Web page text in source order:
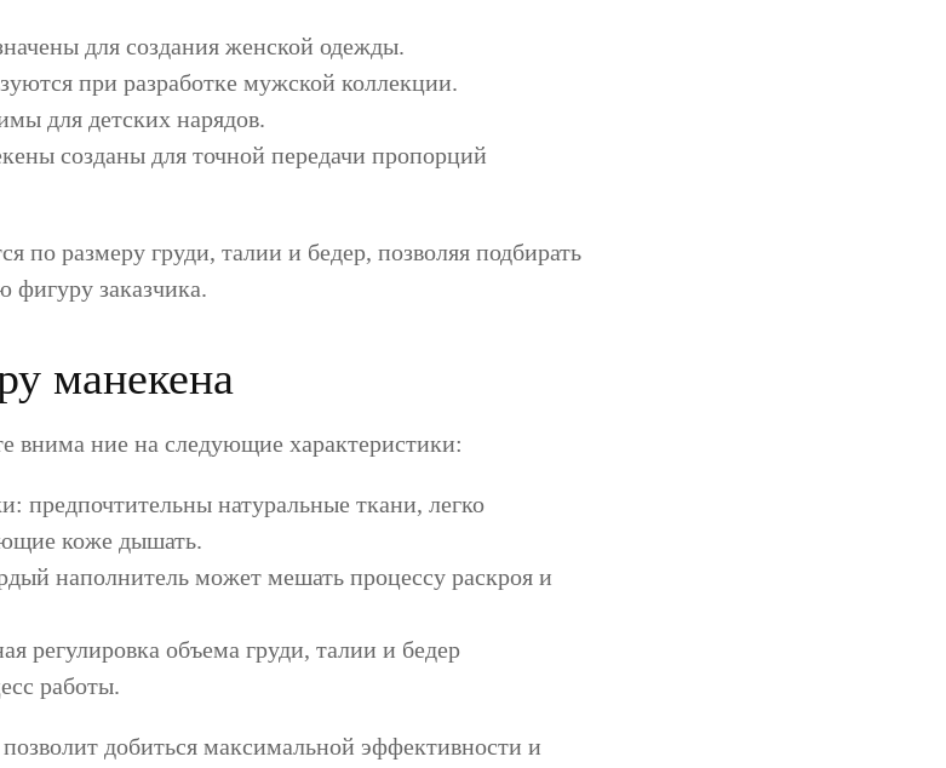
для создания женской одежды.
при разработке мужской коллекции.
для детских нарядов.
созданы для точной передачи пропорций
по размеру груди, талии и бедер, позволяя подбирать
фигуру заказчика.
манекена
внима ние на следующие характеристики:
предпочтительны натуральные ткани, легко
коже дышать.
наполнитель может мешать процессу раскроя и
регулировка объема груди, талии и бедер
работы.
добиться максимальной эффективности и